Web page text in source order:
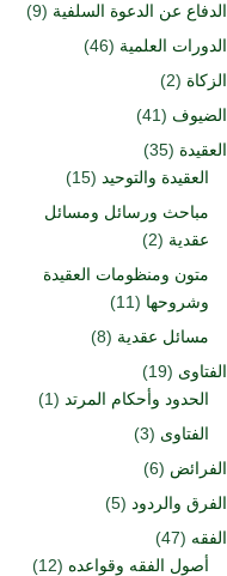
الدفاع عن الدعوة السلفية (9)
الدورات العلمية (46)
الزكاة (2)
الضيوف (41)
العقيدة (35)
العقيدة والتوحيد (15)
مباحث ورسائل ومسائل
عقدية (2)
متون ومنظومات العقيدة
وشروحها (11)
مسائل عقدية (8)
الفتاوى (19)
الحدود وأحكام المرتد (1)
الفتاوى (3)
الفرائض (6)
الفرق والردود (5)
الفقه (47)
أصول الفقه وقواعده (12)